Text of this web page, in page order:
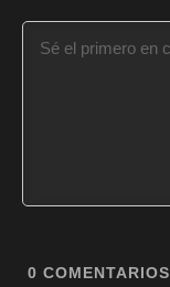
0 COMENTARIOS